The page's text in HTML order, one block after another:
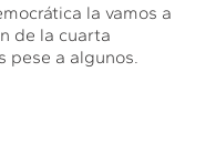
la vamos a
de la cuarta
pese a algunos.